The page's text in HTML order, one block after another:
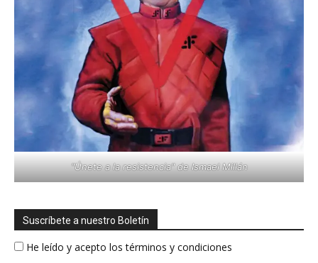
"Únete a la resistencia" de Ismael Millán
Suscríbete a nuestro Boletín
He leído y acepto los términos y condiciones